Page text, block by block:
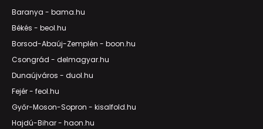
Baranya - bama.hu
Békés - beol.hu
Borsod-Abaúj-Zemplén - boon.hu
Csongrád - delmagyar.hu
Dunaújváros - duol.hu
Fejér - feol.hu
Győr-Moson-Sopron - kisalfold.hu
Hajdú-Bihar - haon.hu